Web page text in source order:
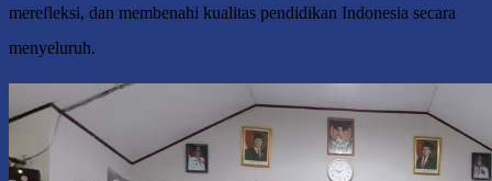
merefleksi, dan membenahi kualitas pendidikan Indonesia secara
menyeluruh.